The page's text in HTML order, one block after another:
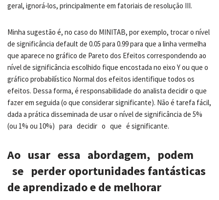
geral, ignorá‐los, principalmente em fatoriais de resolução III.
Minha sugestão é, no caso do MINITAB, por exemplo, trocar o nível
de significância default de 0.05 para 0.99 para que a linha vermelha
que aparece no gráfico de Pareto dos Efeitos correspondendo ao
nível de significância escolhido fique encostada no eixo Y ou que o
gráfico probabilístico Normal dos efeitos identifique todos os
efeitos. Dessa forma, é responsabilidade do analista decidir o que
fazer em seguida (o que considerar significante). Não é tarefa fácil,
dada a prática disseminada de usar o nível de significância de 5%
(ou 1% ou 10%) para decidir o que é significante.
Ao usar essa abordagem, podem
se perder oportunidades fantásticas
de aprendizado e de melhorar